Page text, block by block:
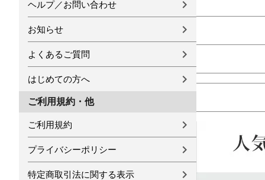
ヘルプ／お問い合わせ
お知らせ
よくあるご質問
はじめての方へ
ご利用規約・他
ご利用規約
プライバシーポリシー
特定商取引法に関する表示